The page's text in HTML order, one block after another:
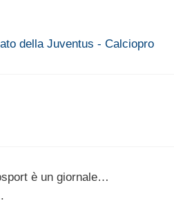
della Juventus - Calciopro
è un giornale…